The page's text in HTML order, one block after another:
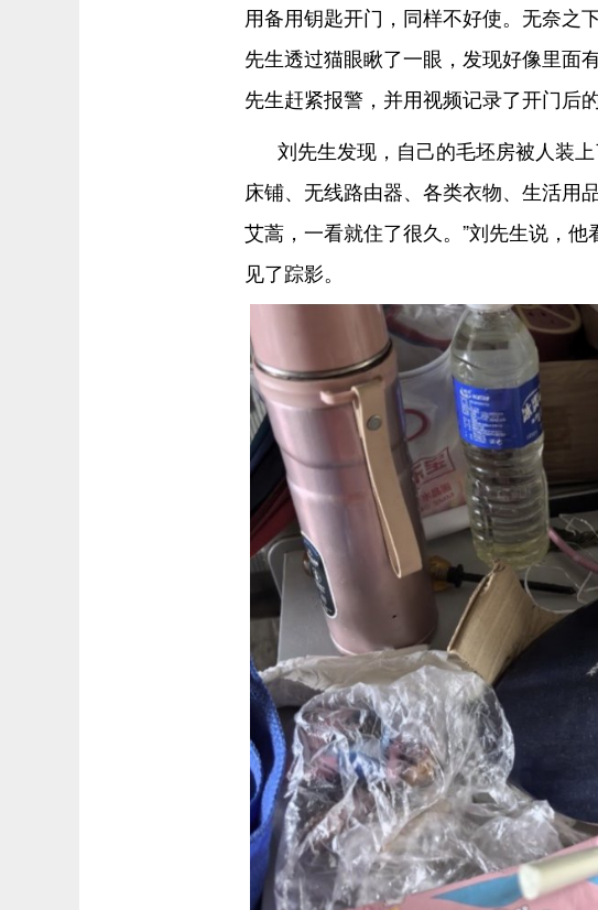
用备用钥匙开门，同样不好使。无奈之
先生透过猫眼瞅了一眼，发现好像里面
先生赶紧报警，并用视频记录了开门后的
刘先生发现，自己的毛坯房被人装
床铺、无线路由器、各类衣物、生活用
艾蒿，一看就住了很久。”刘先生说，
见了踪影。